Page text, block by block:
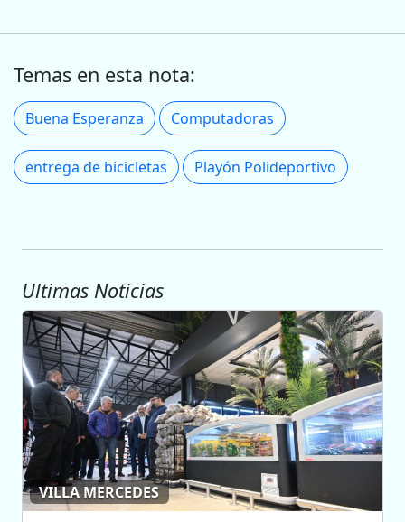
Temas en esta nota:
Buena Esperanza Computadoras
entrega de bicicletas Playón Polideportivo
Ultimas Noticias
VILLA MERCEDES